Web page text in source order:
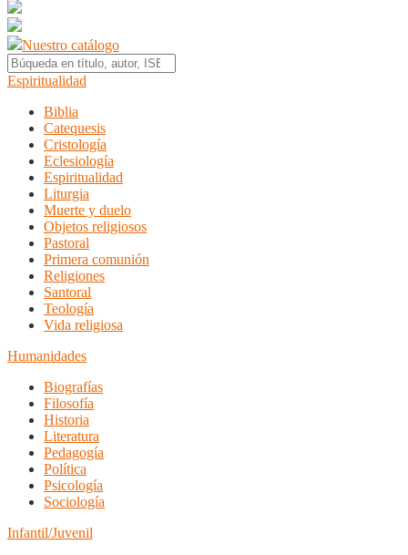
Nuestro catálogo
Espiritualidad
Biblia
Catequesis
Cristología
Eclesiología
Espiritualidad
Liturgia
Muerte y duelo
Objetos religiosos
Pastoral
Primera comunión
Religiones
Santoral
Teología
Vida religiosa
Humanidades
Biografías
Filosofía
Historia
Literatura
Pedagogía
Política
Psicología
Sociología
Infantil/Juvenil